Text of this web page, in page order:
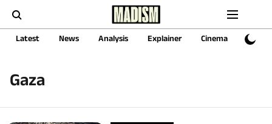
Latest News Analysis Explainer Cinema Sports
Gaza